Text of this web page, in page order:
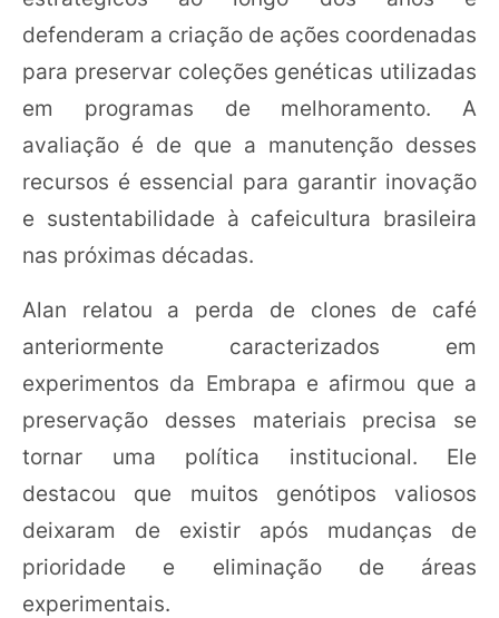
defenderam a criação de ações coordenadas
para preservar coleções genéticas utilizadas
em programas de melhoramento. A
avaliação é de que a manutenção desses
recursos é essencial para garantir inovação
e sustentabilidade à cafeicultura brasileira
nas próximas décadas.
Alan relatou a perda de clones de café
anteriormente caracterizados em
experimentos da Embrapa e afirmou que a
preservação desses materiais precisa se
tornar uma política institucional. Ele
destacou que muitos genótipos valiosos
deixaram de existir após mudanças de
prioridade e eliminação de áreas
experimentais.